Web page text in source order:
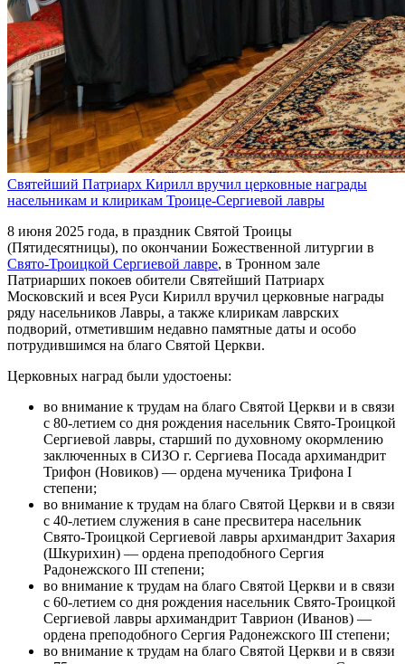
Святейший Патриарх Кирилл вручил церковные награды
насельникам и клирикам Троице-Сергиевой лавры
8 июня 2025 года, в праздник Святой Троицы
(Пятидесятницы), по окончании Божественной литургии в
Свято-Троицкой Сергиевой лавре, в Тронном зале
Патриарших покоев обители Святейший Патриарх
Московский и всея Руси Кирилл вручил церковные награды
ряду насельников Лавры, а также клирикам лаврских
подворий, отметившим недавно памятные даты и особо
потрудившимся на благо Святой Церкви.
Церковных наград были удостоены:
во внимание к трудам на благо Святой Церкви и в связи
с 80-летием со дня рождения насельник Свято-Троицкой
Сергиевой лавры, старший по духовному окормлению
заключенных в СИЗО г. Сергиева Посада архимандрит
Трифон (Новиков) — ордена мученика Трифона I
степени;
во внимание к трудам на благо Святой Церкви и в связи
с 40-летием служения в сане пресвитера насельник
Свято-Троицкой Сергиевой лавры архимандрит Захария
(Шкурихин) — ордена преподобного Сергия
Радонежского III степени;
во внимание к трудам на благо Святой Церкви и в связи
с 60-летием со дня рождения насельник Свято-Троицкой
Сергиевой лавры архимандрит Таврион (Иванов) —
ордена преподобного Сергия Радонежского III степени;
во внимание к трудам на благо Святой Церкви и в связи